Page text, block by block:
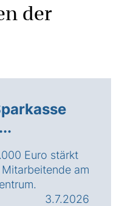
der
Euro stärkt
am
3.7.2026